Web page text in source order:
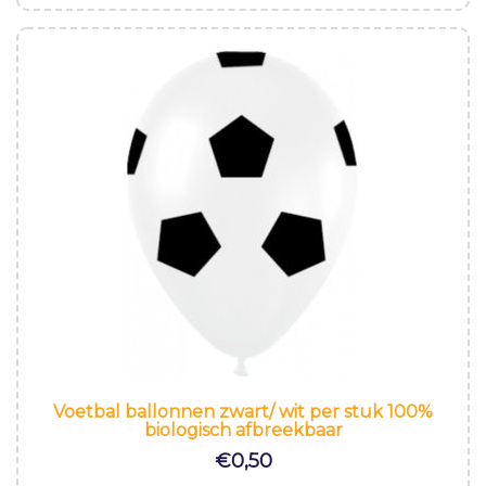
Voetbal ballonnen zwart/ wit per stuk 100%
biologisch afbreekbaar
€0,50